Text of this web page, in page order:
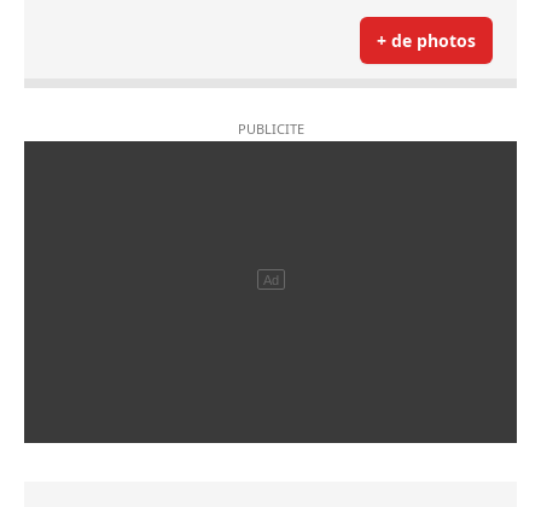
+ de photos